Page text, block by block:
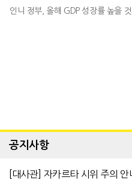
인니 정부, 올해 GDP 성장률 높을
공지사항
[대사관] 자카르타 시위 주의